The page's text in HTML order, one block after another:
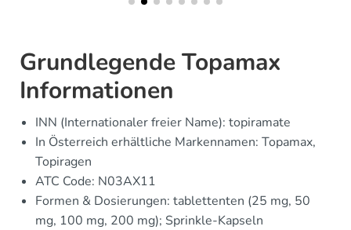
Grundlegende Topamax
Informationen
INN (Internationaler freier Name): topiramate
In Österreich erhältliche Markennamen: Topamax,
Topiragen
ATC Code: N03AX11
Formen & Dosierungen: tablettenten (25 mg, 50
mg, 100 mg, 200 mg); Sprinkle-Kapseln